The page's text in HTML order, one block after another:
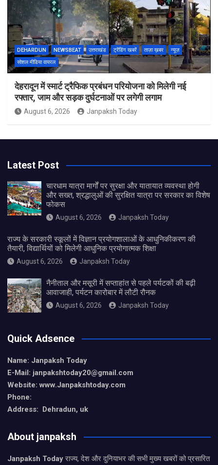
DEHARDUN NEWSBEAT उत्तराखंड ट्रेंडिंग खबरें ताज़ा ख़बर
न्यूज़
सोशल मीडिया वायरल
देहरादून में स्मार्ट ट्रैफिक प्रबंधन परियोजना को मिलेगी नई
रफ्तार, जाम और सड़क दुर्घटनाओं पर लगेगी लगाम
August 6, 2026 Janpaksh Today
Latest Post
चारधाम यात्रा मार्गों पर सुरक्षा और यातायात व्यवस्था होगी
और सख्त, श्रद्धालुओं की सुरक्षित यात्रा पर सरकार का विशेष
फोकस
August 6, 2026 Janpaksh Today
राज्य के सरकारी स्कूलों में विज्ञान प्रयोगशालाओं के आधुनिकीकरण की
तैयारी, विद्यार्थियों को मिलेगी आधुनिक प्रयोगात्मक शिक्षा
August 6, 2026 Janpaksh Today
नैनीताल और मसूरी में सप्ताहांत से पहले पर्यटकों की बढ़ी
आवाजाही, पर्यटन कारोबार में लौटी रौनक
August 6, 2026 Janpaksh Today
Quick Adsence
Name: Janpaksh Today
E-Mail: janpakshtoday20@gmail.com
Website: www.Janpakshtoday.com
Phone:
Address: Dehradun, uk
About janpaksh
Janpaksh Todayराज्य, देश और दुनियाभर की सभी मुख्य खबरों को प्रसारित